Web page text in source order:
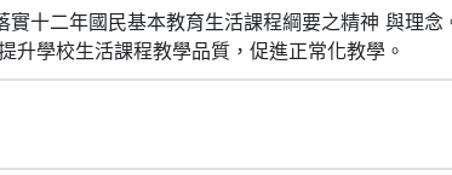
實十二年國民基本教育生活課程綱要之精神 與理
升學校生活課程教學品質，促進正常化教學。